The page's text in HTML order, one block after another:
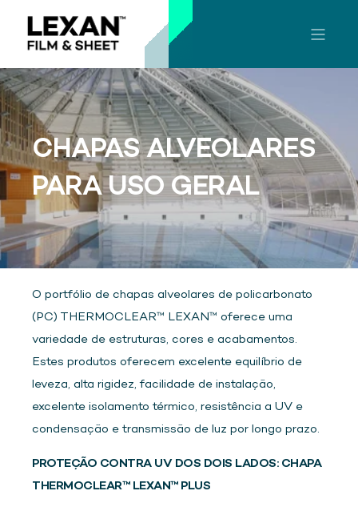
CHAPAS ALVEOLARES
PARA USO GERAL
O portfólio de chapas alveolares de policarbonato
(PC) THERMOCLEAR™ LEXAN™ oferece uma
variedade de estruturas, cores e acabamentos.
Estes produtos oferecem excelente equilíbrio de
leveza, alta rigidez, facilidade de instalação,
excelente isolamento térmico, resistência a UV e
condensação e transmissão de luz por longo prazo.
PROTEÇÃO CONTRA UV DOS DOIS LADOS: CHAPA
THERMOCLEAR™ LEXAN™ PLUS